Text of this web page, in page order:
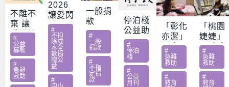
不離不
棄 讓
愛繼續
– 急難
家庭扶
助專案
#
公益
募款
#
急難
救助
2026
讓愛閃
耀 – 公
益服務
方案補
助專案
勸募活
動指定
#
不扣
除成
本全
數捐
贈公
益
#
一般捐
款
#
一般
捐款
#
不指
定捐
款
停泊棧
公益助
印
#
停泊
棧
#
公益
月刊
「彰化
亦潔」
男童骨
肉癌截
肢化療
受暴單
#
急難
救助
#
教育
「桃園
婕婕」
20歲女
罹肺部
罕病
父兼多
#
急難
救助
#
教育